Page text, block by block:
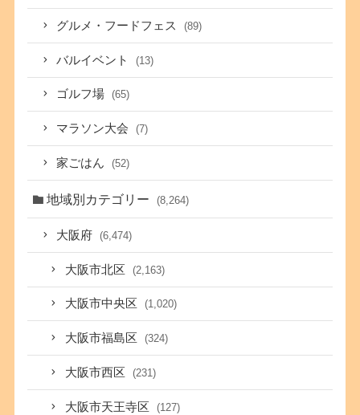
グルメ・フードフェス (89)
バルイベント (13)
ゴルフ場 (65)
マラソン大会 (7)
家ごはん (52)
地域別カテゴリー (8,264)
大阪府 (6,474)
大阪市北区 (2,163)
大阪市中央区 (1,020)
大阪市福島区 (324)
大阪市西区 (231)
大阪市天王寺区 (127)